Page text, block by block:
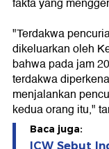
fakta yang
"Terdakwa
dikeluarkan oleh
bahwa pada jam
terdakwa
menjalankan
kedua orang itu,"
Baca juga:
ICW Sebut